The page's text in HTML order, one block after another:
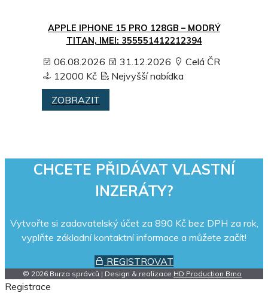
APPLE IPHONE 15 PRO 128GB – MODRÝ
TITAN, IMEI: 355551412212394
06.08.2026 31.12.2026
Celá ČR
12000 Kč
Nejvyšší nabídka
ZOBRAZIT
CHCETE PŘIDÁVAT VLASTNÍ
INZERÁTY?
Vytvořte si zadavatelský účet za 890 Kč bez DPH za rok,
vyplňte základní kontaktní informace a můžete začít!
REGISTROVAT
© 2026 Burza správců | Design & realizace HD Production Brno
Registrace